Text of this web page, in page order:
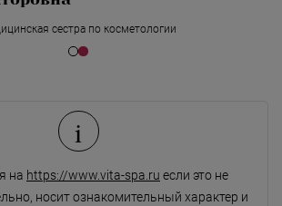
сестра по косметологии
i
на https://www.vita-spa.ru если это не
носит ознакомительный характер и